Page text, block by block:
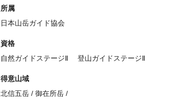
所属
日本山岳ガイド協会
資格
自然ガイドステージⅡ 登山ガイドステージⅡ
得意山域
北信五岳 / 御在所岳 /